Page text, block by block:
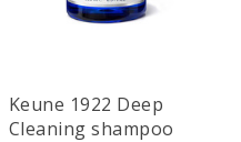
Keune 1922 Deep
Cleaning shampoo